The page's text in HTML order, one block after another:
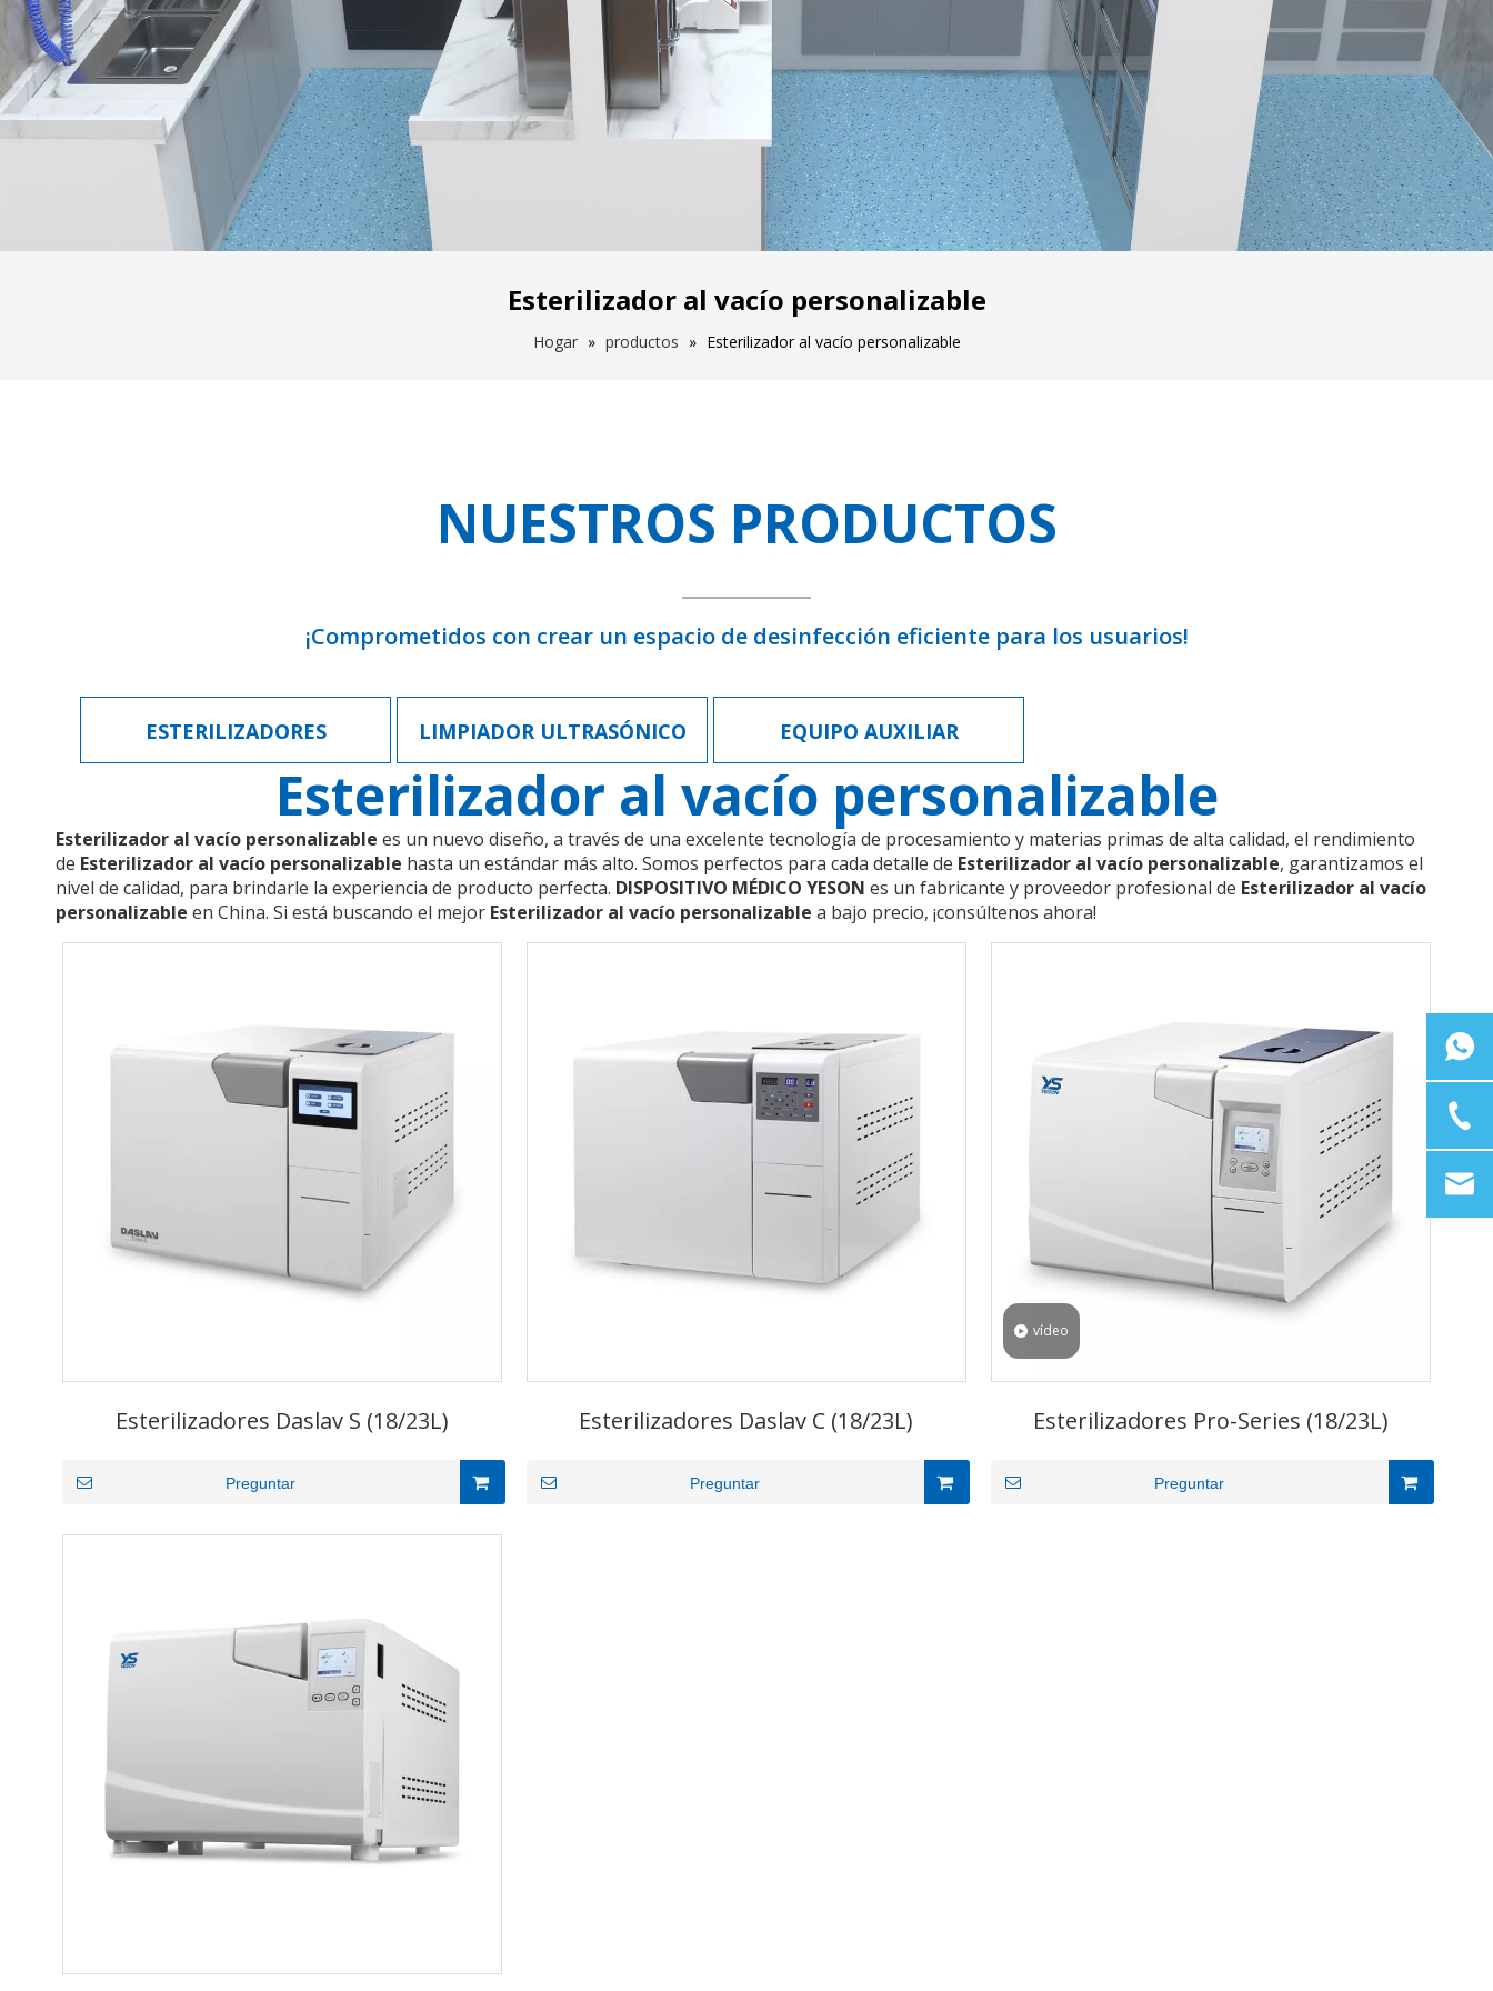
Esterilizador al vacío personalizable
Hogar » productos » Esterilizador al vacío personalizable
NUESTROS PRODUCTOS
¡Comprometidos con crear un espacio de desinfección eficiente para los usuarios!
ESTERILIZADORES LIMPIADOR ULTRASÓNICO EQUIPO AUXILIAR
Esterilizador al vacío personalizable
Esterilizador al vacío personalizable es un nuevo diseño, a través de una excelente tecnología de procesamiento y materias primas de alta calidad, el rendimiento
de Esterilizador al vacío personalizable hasta un estándar más alto. Somos perfectos para cada detalle de Esterilizador al vacío personalizable, garantizamos el
nivel de calidad, para brindarle la experiencia de producto perfecta. DISPOSITIVO MÉDICO YESON es un fabricante y proveedor profesional de Esterilizador al vacío
personalizable en China. Si está buscando el mejor Esterilizador al vacío personalizable a bajo precio, ¡consúltenos ahora!
Esterilizadores Daslav S (18/23L)
Preguntar
Esterilizadores Daslav C (18/23L)
Preguntar
vídeo
Esterilizadores Pro-Series (18/23L)
Preguntar